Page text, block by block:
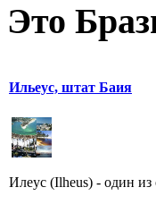
Это
Ильеус, штат Баия
Илеус (Ilheus) - один